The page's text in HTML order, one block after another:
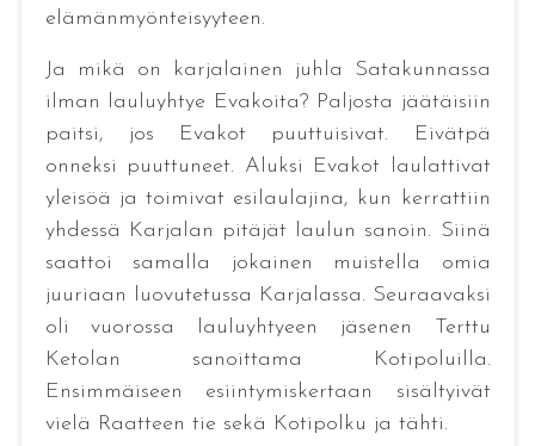
elämänmyönteisyyteen.
Ja mikä on karjalainen juhla Satakunnassa
ilman lauluyhtye Evakoita? Paljosta jäätäisiin
paitsi, jos Evakot puuttuisivat. Eivätpä
onneksi puuttuneet. Aluksi Evakot laulattivat
yleisöä ja toimivat esilaulajina, kun kerrattiin
yhdessä Karjalan pitäjät laulun sanoin. Siinä
saattoi samalla jokainen muistella omia
juuriaan luovutetussa Karjalassa. Seuraavaksi
oli vuorossa lauluyhtyeen jäsenen Terttu
Ketolan sanoittama Kotipoluilla.
Ensimmäiseen esiintymiskertaan sisältyivät
vielä Raatteen tie sekä Kotipolku ja tähti.